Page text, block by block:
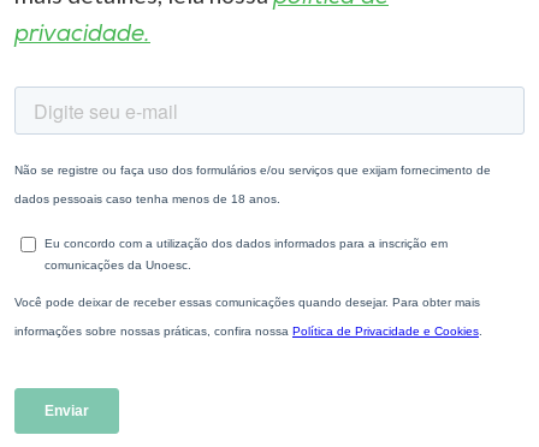
privacidade.